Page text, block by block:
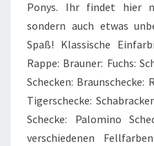
Ponys. Ihr findet hier
sondern auch etwas
Spaß! Klassische
Rappe: Brauner: Fuchs:
Schecken: Braunschecke:
Tigerschecke:
Schecke: Palomino
verschiedenen